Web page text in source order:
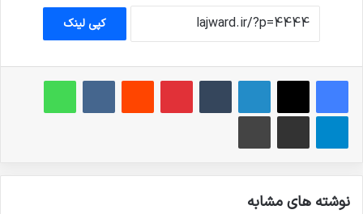
کپی لینک
فیس بوک X لینکدین ‫تامبلر ‫پین‌ترست‫رددیت ‫VKontakteواتس آپ
تلگرام اشتراک گذاری از طریق ایمیل چاپ
نوشته های مشابه